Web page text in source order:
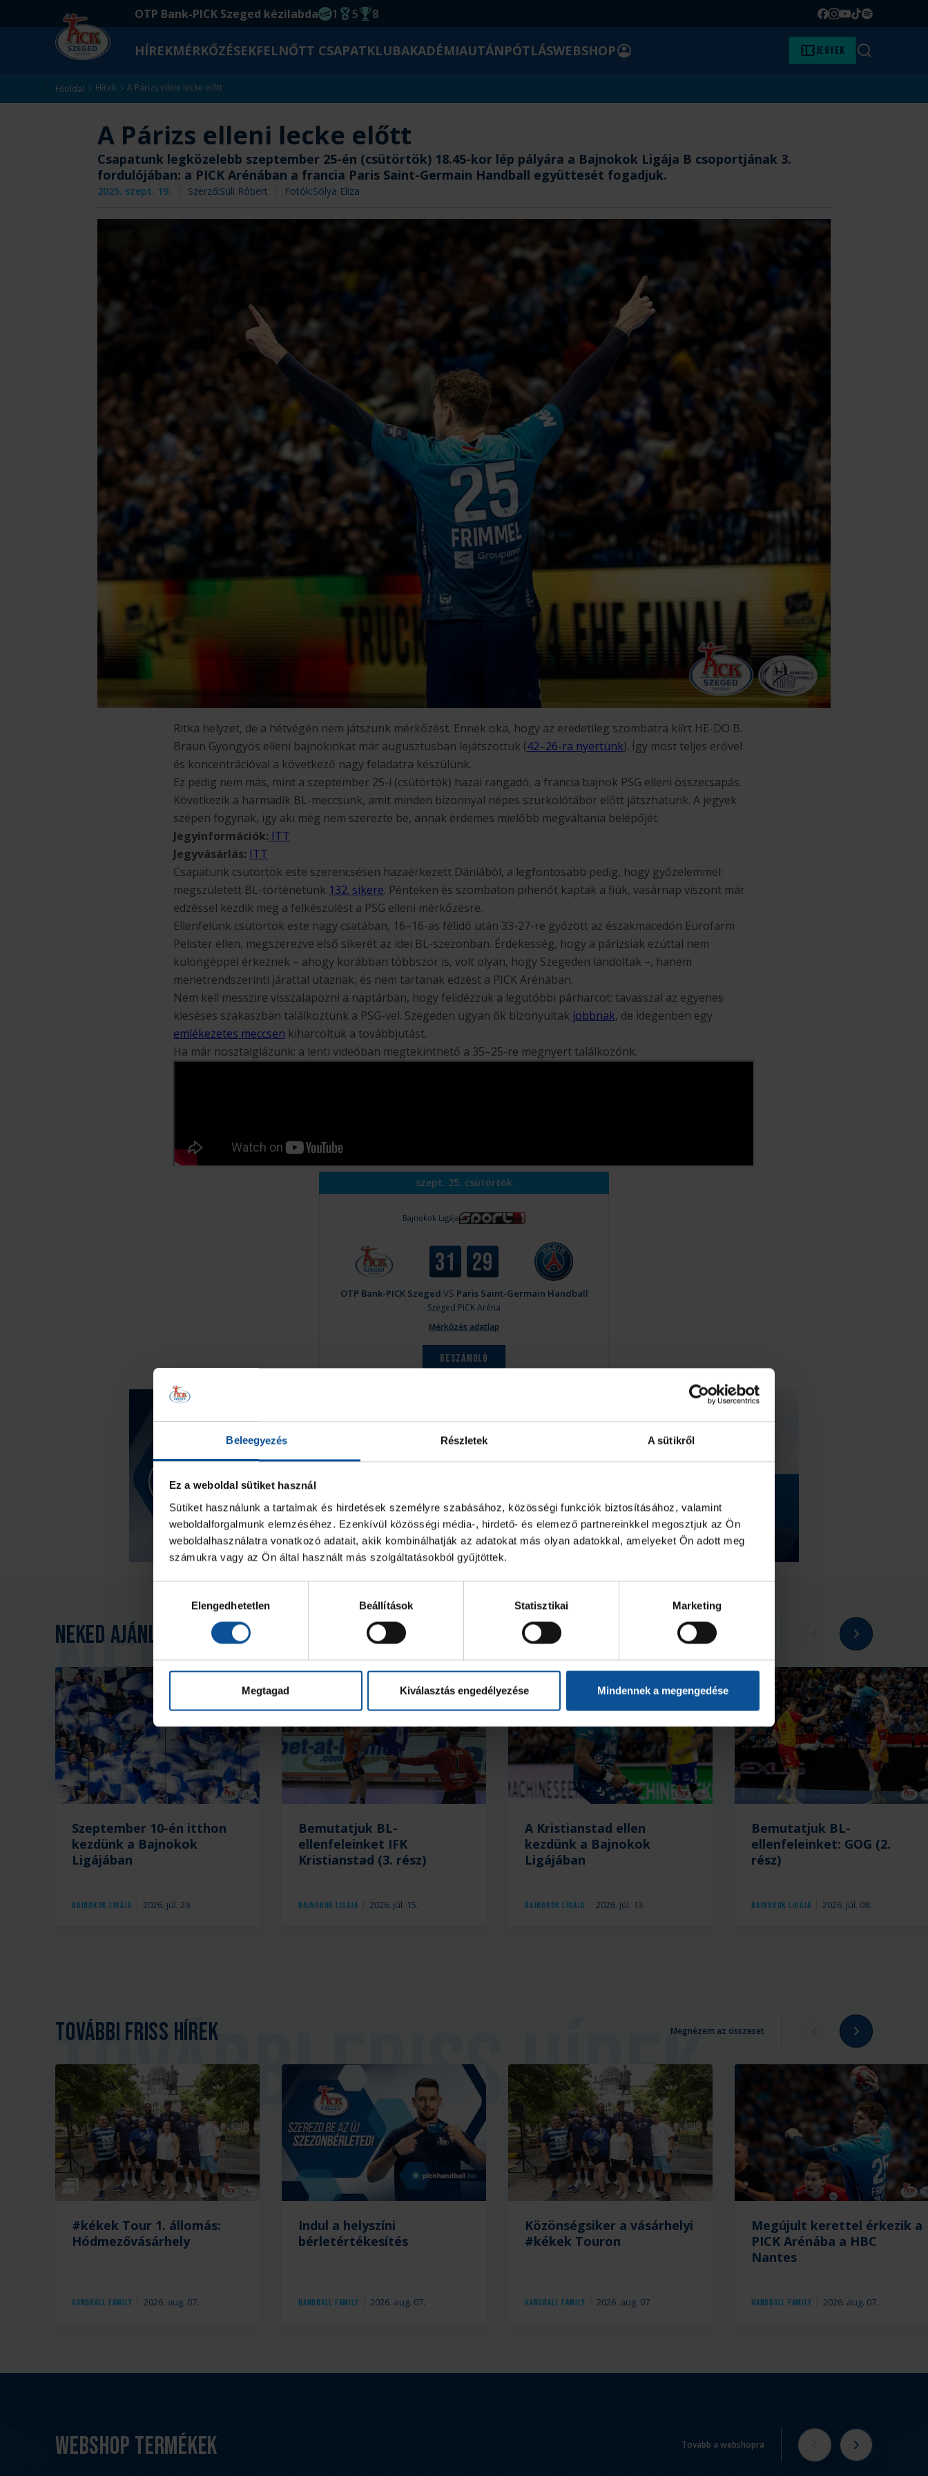
Beleegyezés Részletek A sütikről
Ez a weboldal sütiket használ
Sütiket használunk a tartalmak és hirdetések személyre szabásához, közösségi funkciók biztosításához, valamint
weboldalforgalmunk elemzéséhez. Ezenkívül közösségi média-, hirdető- és elemező partnereinkkel megosztjuk az Ön
weboldalhasználatra vonatkozó adatait, akik kombinálhatják az adatokat más olyan adatokkal, amelyeket Ön adott meg
számukra vagy az Ön által használt más szolgáltatásokból gyűjtöttek.
kiválasztásaElengedhetetlen Beállítások Statisztikai Marketing
Megtagad Kiválasztás engedélyezése Mindennek a megengedése
OTP Bank-PICK Szeged kézilabda
EHF kupagyőzelem 2014
1
Magyar Bajnoki cím
5
Magyar-Kupa győzelem
8 Facebook
Instagram
YouTube
TikTok
Spotify
HÍREKMÉRKŐZÉSEKFELNŐTT CSAPATKLUBAKADÉMIAUTÁNPÓTLÁSWEBSHOPBELÉPÉS Jegyek Keresés
Főoldal Hírek A Párizs elleni lecke előtt
A Párizs elleni lecke előtt
Csapatunk legközelebb szeptember 25-én (csütörtök) 18.45-kor lép pályára a Bajnokok Ligája B csoportjának 3.
fordulójában: a PICK Arénában a francia Paris Saint-Germain Handball együttesét fogadjuk.
2025. szept. 19. Szerző:Süli Róbert Fotók:Sólya Eliza
Ritka helyzet, de a hétvégén nem játszunk mérkőzést. Ennek oka, hogy az eredetileg szombatra kiírt HE-DO B.
Braun Gyöngyös elleni bajnokinkat már augusztusban lejátszottuk (42–26-ra nyertünk). Így most teljes erővel
és koncentrációval a következő nagy feladatra készülünk.
Ez pedig nem más, mint a szeptember 25-i (csütörtök) hazai rangadó, a francia bajnok PSG elleni összecsapás.
Következik a harmadik BL-meccsünk, amit minden bizonnyal népes szurkolótábor előtt játszhatunk. A jegyek
szépen fogynak, így aki még nem szerezte be, annak érdemes mielőbb megváltania belépőjét.
Jegyinformációk: ITT
Jegyvásárlás: ITT
Csapatunk csütörtök este szerencsésen hazaérkezett Dániából, a legfontosabb pedig, hogy győzelemmel:
megszületett BL-történetünk 132. sikere. Pénteken és szombaton pihenőt kaptak a fiúk, vasárnap viszont már
edzéssel kezdik meg a felkészülést a PSG elleni mérkőzésre.
Ellenfelünk csütörtök este nagy csatában, 16–16-as félidő után 33-27-re győzött az északmacedón Eurofarm
Pelister ellen, megszerezve első sikerét az idei BL-szezonban. Érdekesség, hogy a párizsiak ezúttal nem
különgéppel érkeznek – ahogy korábban többször is, volt olyan, hogy Szegeden landoltak –, hanem
menetrendszerinti járattal utaznak, és nem tartanak edzést a PICK Arénában.
Nem kell messzire visszalapozni a naptárban, hogy felidézzük a legutóbbi párharcot: tavasszal az egyenes
kieséses szakaszban találkoztunk a PSG-vel. Szegeden ugyan ők bizonyultak jobbnak, de idegenben egy
emlékezetes meccsen kiharcoltuk a továbbjutást.
Ha már nosztalgiázunk: a lenti videóban megtekinthető a 35–25-re megnyert találkozónk.
szept. 25. csütörtök
Bajnokok Ligája
31 29
OTP Bank-PICK Szeged VS Paris Saint-Germain Handball
Szeged PICK Aréna
Mérkőzés adatlap
Beszámoló
Neked ajánljuk Megnézem az összeset
Bajnokok Ligája 2026. júl. 29.
Szeptember 10-én itthon
kezdünk a Bajnokok
Ligájában
Bajnokok Ligája 2026. júl. 15.
Bemutatjuk BL-
ellenfeleinket IFK
Kristianstad (3. rész)
Bajnokok Ligája 2026. júl. 13.
A Kristianstad ellen
kezdünk a Bajnokok
Ligájában
Bajnokok Ligája 2026. júl. 08.
Bemutatjuk BL-
ellenfeleinket: GOG (2.
rész)
További friss hírek Megnézem az összeset
Galéria
Handball Family 2026. aug. 07.
#kékek Tour 1. állomás:
Hódmezővásárhely
Handball Family 2026. aug. 07.
Indul a helyszíni
bérletértékesítés
Handball Family 2026. aug. 07.
Közönségsiker a vásárhelyi
#kékek Touron
Handball Family 2026. aug. 07.
Megújult kerettel érkezik a
PICK Arénába a HBC
Nantes
Webshop termékek Tovább a webshopra